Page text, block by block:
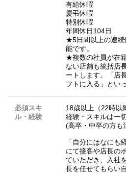
有給休暇
慶弔休暇
特別休暇
年間休日104日
★5日間以上の連続
能です。
★複数の社員が在
ない店舗も統括店
ートします。「店
フトに入る」とい
必須スキ
ル・経験
18歳以上（22時以
経験・スキルは一
(高卒・中卒の方も
「自分にはなにも
にて接客や店長の
ていただき、入社
長を任せてもらい